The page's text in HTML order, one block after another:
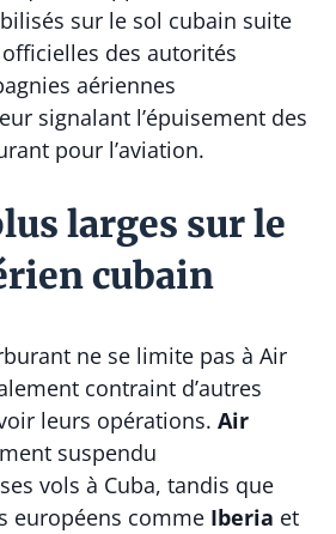
sur le sol cubain suite
des autorités
aériennes
signalant l’épuisement des
pour l’aviation.
larges sur le
cubain
ne se limite pas à Air
contraint d’autres
leurs opérations. Air
suspendu
vols à Cuba, tandis que
européens comme Iberia et